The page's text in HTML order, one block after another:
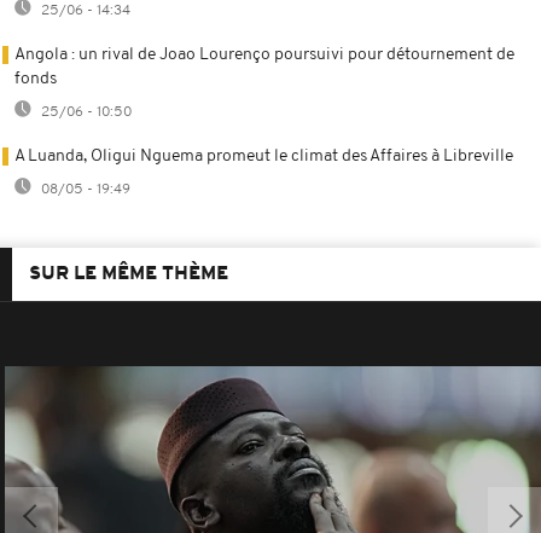
25/06 - 14:34
Angola : un rival de Joao Lourenço poursuivi pour détournement de
fonds
25/06 - 10:50
A Luanda, Oligui Nguema promeut le climat des Affaires à Libreville
08/05 - 19:49
SUR LE MÊME THÈME